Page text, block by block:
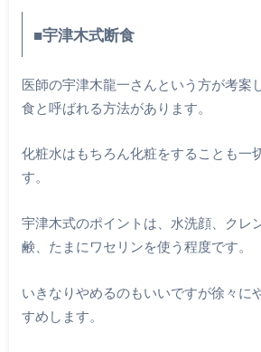
■宇津木式断食
医師の宇津木龍一さんという方が考案
食と呼ばれる方法があります。
化粧水はもちろん化粧をすることも一
す。
宇津木式のポイントは、水洗顔、クレ
鹸、たまにワセリンを使う程度です。
いきなりやめるのもいいですが徐々に
すめします。